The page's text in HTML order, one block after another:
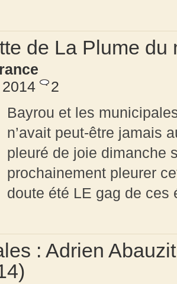
de La Plume du
2
Bayrou et les
n’avait peut-être jamais
pleuré de joie dimanche
prochainement pleurer
doute été LE gag de ces
: Adrien